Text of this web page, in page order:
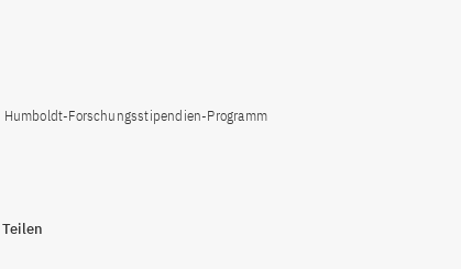
Humboldt-Forschungsstipendien-Programm
Teilen